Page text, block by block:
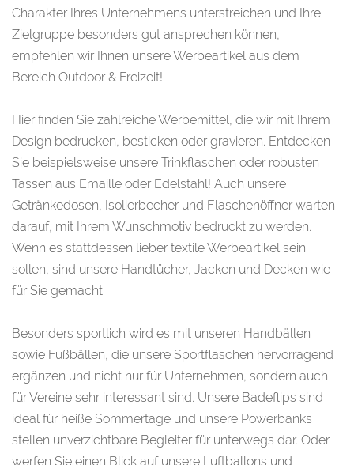
Charakter Ihres Unternehmens unterstreichen und Ihre
Zielgruppe besonders gut ansprechen können,
empfehlen wir Ihnen unsere Werbeartikel aus dem
Bereich Outdoor & Freizeit!
Hier finden Sie zahlreiche Werbemittel, die wir mit Ihrem
Design bedrucken, besticken oder gravieren. Entdecken
Sie beispielsweise unsere Trinkflaschen oder robusten
Tassen aus Emaille oder Edelstahl! Auch unsere
Getränkedosen, Isolierbecher und Flaschenöffner warten
darauf, mit Ihrem Wunschmotiv bedruckt zu werden.
Wenn es stattdessen lieber textile Werbeartikel sein
sollen, sind unsere Handtücher, Jacken und Decken wie
für Sie gemacht.
Besonders sportlich wird es mit unseren Handbällen
sowie Fußbällen, die unsere Sportflaschen hervorragend
ergänzen und nicht nur für Unternehmen, sondern auch
für Vereine sehr interessant sind. Unsere Badeflips sind
ideal für heiße Sommertage und unsere Powerbanks
stellen unverzichtbare Begleiter für unterwegs dar. Oder
werfen Sie einen Blick auf unsere Luftballons und